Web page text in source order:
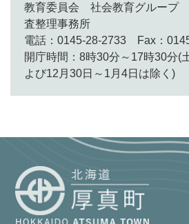
教育委員会 社会教育グループ
査整理事務所
電話：0145-28-2733 Fax：
開庁時間：8時30分～17時30分(
よび12月30日～1月4日は除く)